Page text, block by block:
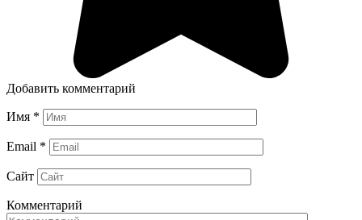
Добавить комментарий
Имя *
Email *
Сайт
Комментарий